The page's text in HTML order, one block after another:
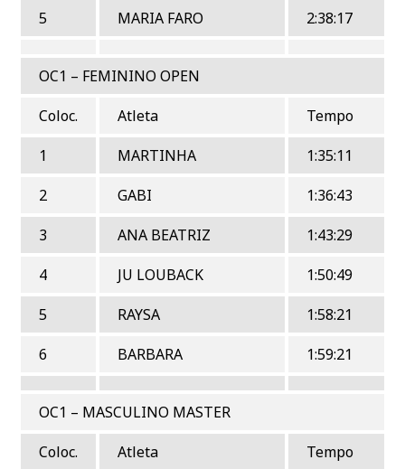
5
MARIA FARO 2:38:17
OC1 – FEMININO OPEN
Coloc.
Atleta
Tempo
1
MARTINHA
1:35:11
2
GABI
1:36:43
3
ANA BEATRIZ
1:43:29
4
JU LOUBACK
1:50:49
5
RAYSA
1:58:21
6
BARBARA 1:59:21
OC1 – MASCULINO MASTER
Coloc.
Atleta
Tempo